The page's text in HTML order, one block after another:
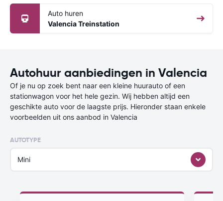
Auto huren
Valencia Treinstation
Autohuur aanbiedingen in Valencia
Of je nu op zoek bent naar een kleine huurauto of een
stationwagon voor het hele gezin. Wij hebben altijd een
geschikte auto voor de laagste prijs. Hieronder staan enkele
voorbeelden uit ons aanbod in Valencia
AUTOTYPE
Mini